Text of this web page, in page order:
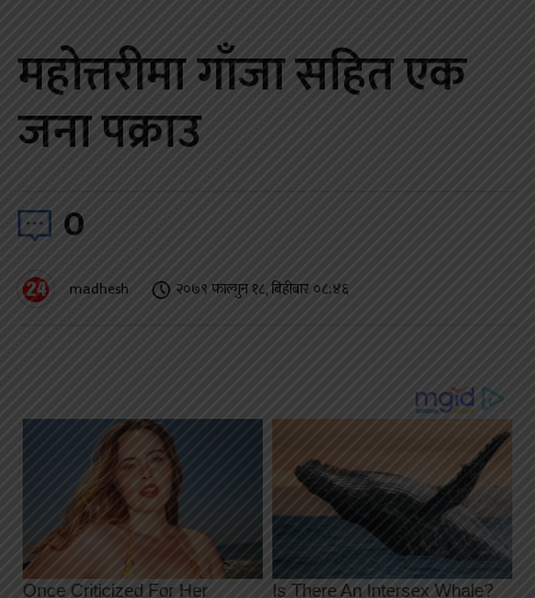
महोत्तरीमा गाँजा सहित एक
जना पक्राउ
0
madhesh २०७९ फाल्गुन १८, बिहीबार ०८:४६